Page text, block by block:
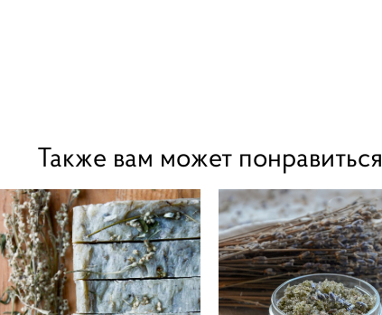
Также вам может понравиться